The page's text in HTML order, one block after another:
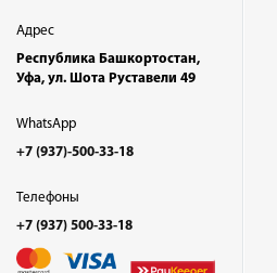
Адрес
Республика Башкортостан,
Уфа, ул. Шота Руставели 49
WhatsApp
+7 (937)-500-33-18
Телефоны
+7 (937) 500-33-18